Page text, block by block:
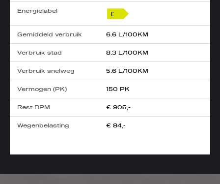
Energielabel
Gemiddeld verbruik 6.6 L/100KM
Verbruik stad 8.3 L/100KM
Verbruik snelweg 5.6 L/100KM
Vermogen (PK) 150 PK
Rest BPM € 905,-
Wegenbelasting € 84,-